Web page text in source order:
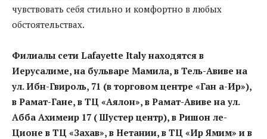
чувствовать себя стильно и комфортно в любых
обстоятельствах.
Филиалы сети Lafayette Italy находятся в
Иерусалиме, на бульваре Мамила, в Тель-Авиве на
ул. Ибн-Гвироль, 71 (в торговом центре «Ган а-Ир»),
в Рамат-Гане, в ТЦ «Аялон», в Рамат-Авиве на ул.
Абба Ахимеир 17 ( Шустер центр), в Ришон ле-
Ционе в ТЦ «Захав», в Нетании, в ТЦ «Ир Ямим» и в